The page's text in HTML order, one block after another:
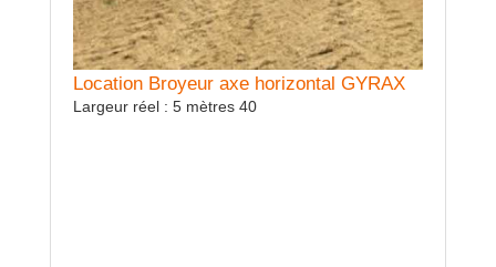
Location Broyeur axe horizontal GYRAX
Largeur réel : 5 mètres 40